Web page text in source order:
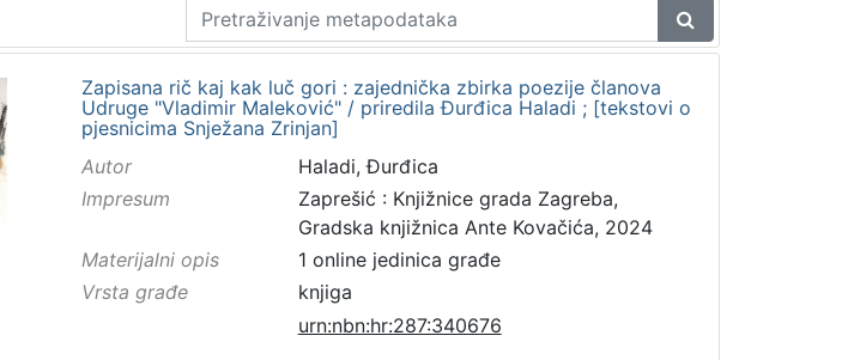
Zapisana rič kaj kak luč gori : zajednička zbirka poezije članova
Udruge "Vladimir Maleković" / priredila Đurđica Haladi ; [tekstovi o
pjesnicima Snježana Zrinjan]
Autor
Haladi, Đurđica
Impresum
Zaprešić : Knjižnice grada Zagreba,
Gradska knjižnica Ante Kovačića, 2024
Materijalni opis
1 online jedinica građe
Vrsta građe
knjiga
urn:nbn:hr:287:340676